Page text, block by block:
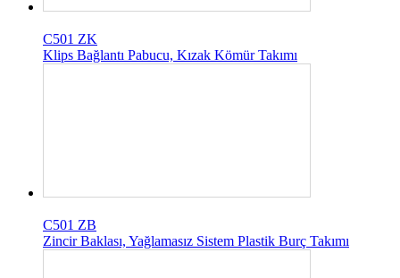
C501 ZK
Klips Bağlantı Pabucu, Kızak Kömür Takımı
C501 ZB
Zincir Baklası, Yağlamasız Sistem Plastik Burç Takımı